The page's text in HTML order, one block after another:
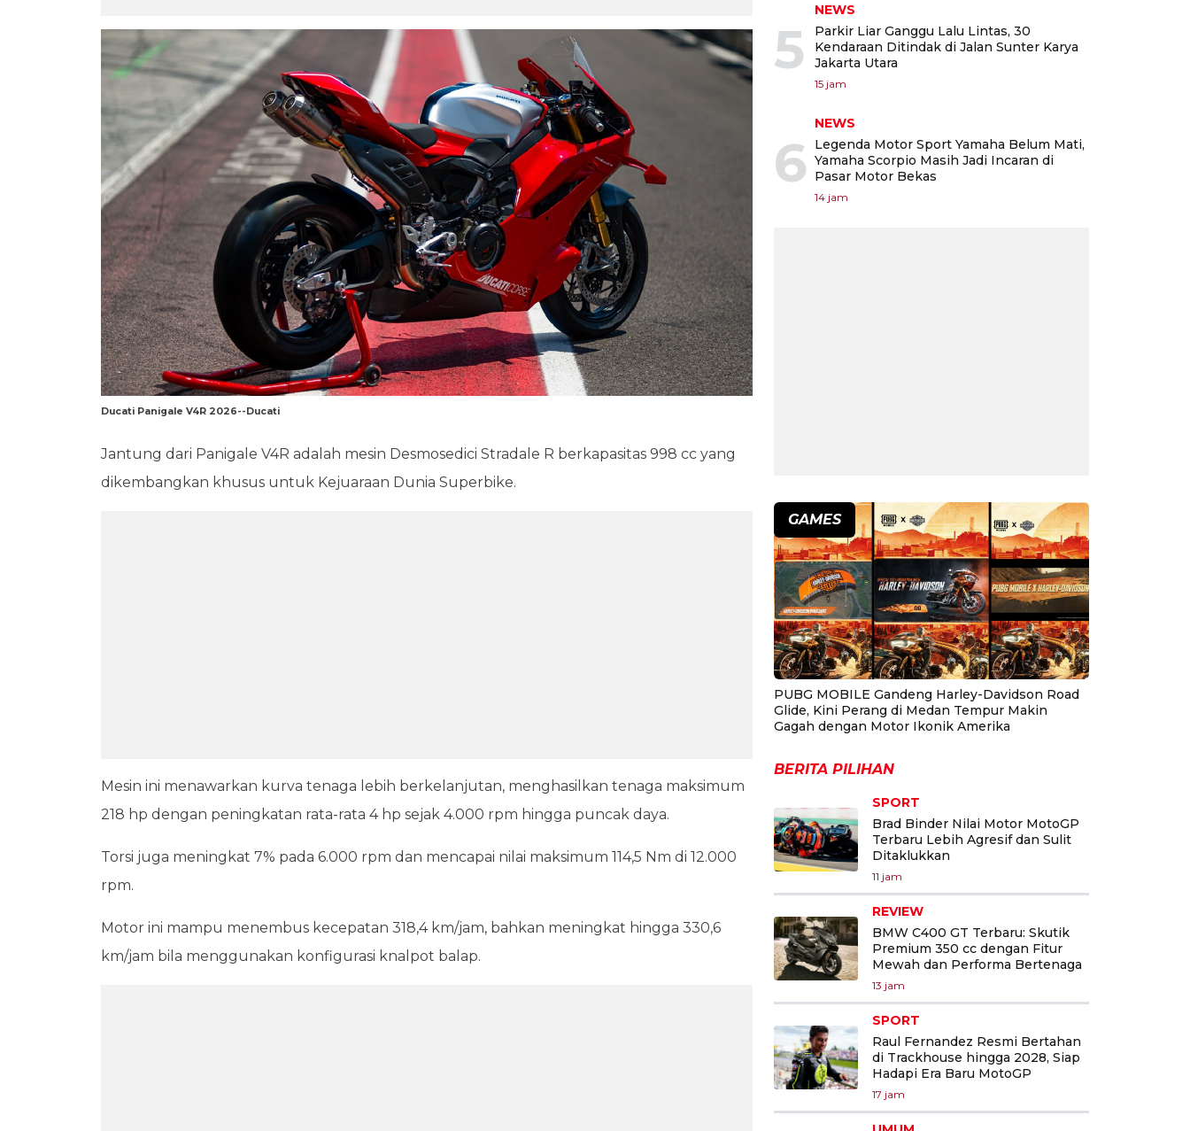
Ducati Panigale V4R 2026--Ducati
Jantung dari Panigale V4R adalah mesin Desmosedici Stradale R berkapasitas 998 cc yang
dikembangkan khusus untuk Kejuaraan Dunia Superbike.
Mesin ini menawarkan kurva tenaga lebih berkelanjutan, menghasilkan tenaga maksimum
218 hp dengan peningkatan rata-rata 4 hp sejak 4.000 rpm hingga puncak daya.
Torsi juga meningkat 7% pada 6.000 rpm dan mencapai nilai maksimum 114,5 Nm di 12.000
rpm.
Motor ini mampu menembus kecepatan 318,4 km/jam, bahkan meningkat hingga 330,6
km/jam bila menggunakan konfigurasi knalpot balap.
5
NEWS
Parkir Liar Ganggu Lalu Lintas, 30
Kendaraan Ditindak di Jalan Sunter Karya
Jakarta Utara
15 jam
6
NEWS
Legenda Motor Sport Yamaha Belum Mati,
Yamaha Scorpio Masih Jadi Incaran di
Pasar Motor Bekas
14 jam
GAMES
PUBG MOBILE Gandeng Harley-Davidson Road
Glide, Kini Perang di Medan Tempur Makin
Gagah dengan Motor Ikonik Amerika
BERITA PILIHAN
SPORT
Brad Binder Nilai Motor MotoGP
Terbaru Lebih Agresif dan Sulit
Ditaklukkan
11 jam
REVIEW
BMW C400 GT Terbaru: Skutik
Premium 350 cc dengan Fitur
Mewah dan Performa Bertenaga
13 jam
SPORT
Raul Fernandez Resmi Bertahan
di Trackhouse hingga 2028, Siap
Hadapi Era Baru MotoGP
17 jam